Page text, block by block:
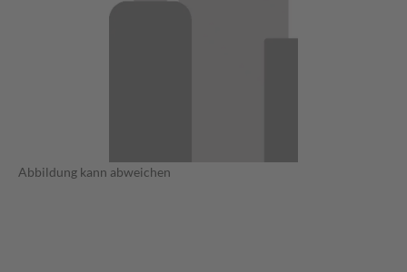
Abbildung kann abweichen